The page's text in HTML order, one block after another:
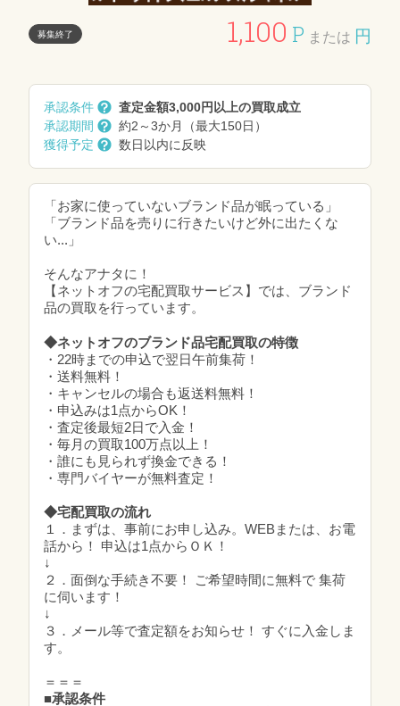
募集終了 1,100 P または 円
承認条件
査定金額3,000円以上の買取成立
承認期間
約2～3か月（最大150日）
獲得予定
数日以内に反映
「お家に使っていないブランド品が眠っている」
「ブランド品を売りに行きたいけど外に出たくな
い...」
そんなアナタに！
【ネットオフの宅配買取サービス】では、ブランド
品の買取を行っています。
◆ネットオフのブランド品宅配買取の特徴
・22時までの申込で翌日午前集荷！
・送料無料！
・キャンセルの場合も返送料無料！
・申込みは1点からOK！
・査定後最短2日で入金！
・毎月の買取100万点以上！
・誰にも見られず換金できる！
・専門バイヤーが無料査定！
◆宅配買取の流れ
１．まずは、事前にお申し込み。WEBまたは、お電
話から！ 申込は1点からＯＫ！
↓
２．面倒な手続き不要！ ご希望時間に無料で 集荷
に伺います！
↓
３．メール等で査定額をお知らせ！ すぐに入金しま
す。
＝＝＝
■承認条件